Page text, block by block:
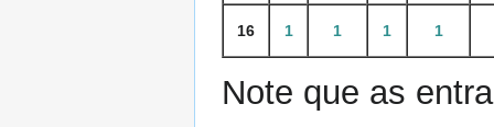
16 1 1 1 1
Note que as